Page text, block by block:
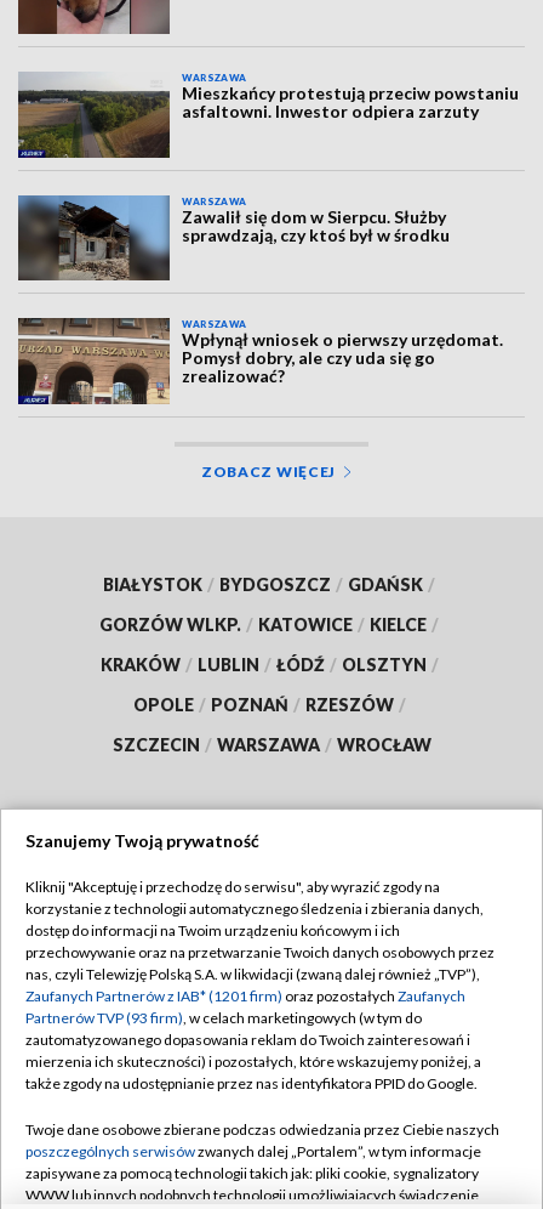
WARSZAWA
Mieszkańcy protestują przeciw powstaniu
asfaltowni. Inwestor odpiera zarzuty
WARSZAWA
Zawalił się dom w Sierpcu. Służby
sprawdzają, czy ktoś był w środku
WARSZAWA
Wpłynął wniosek o pierwszy urzędomat.
Pomysł dobry, ale czy uda się go
zrealizować?
ZOBACZ WIĘCEJ
BIAŁYSTOK / BYDGOSZCZ / GDAŃSK /
GORZÓW WLKP. / KATOWICE / KIELCE /
KRAKÓW / LUBLIN / ŁÓDŹ / OLSZTYN /
OPOLE / POZNAŃ / RZESZÓW /
SZCZECIN / WARSZAWA / WROCŁAW
TVP
Abonament TVP
Emisja w TVP
Centrum informacji TVP
Naziemna Telewizja Cyfrowa
Rada Programowa
System NOS
Regulamin TVP
Polityka prywatności
Moje zgody
Pomoc
Kontakt
Szanujemy Twoją prywatność
Kliknij "Akceptuję i przechodzę do serwisu", aby wyrazić zgody na
korzystanie z technologii automatycznego śledzenia i zbierania danych,
dostęp do informacji na Twoim urządzeniu końcowym i ich
przechowywanie oraz na przetwarzanie Twoich danych osobowych przez
nas, czyli Telewizję Polską S.A. w likwidacji (zwaną dalej również „TVP”),
Zaufanych Partnerów z IAB* (1201 firm) oraz pozostałych Zaufanych
Partnerów TVP (93 firm), w celach marketingowych (w tym do
zautomatyzowanego dopasowania reklam do Twoich zainteresowań i
mierzenia ich skuteczności) i pozostałych, które wskazujemy poniżej, a
także zgody na udostępnianie przez nas identyfikatora PPID do Google.
Twoje dane osobowe zbierane podczas odwiedzania przez Ciebie naszych
poszczególnych serwisówzwanych dalej „Portalem”, w tym informacje
zapisywane za pomocą technologii takich jak: pliki cookie, sygnalizatory
WWW lub innych podobnych technologii umożliwiających świadczenie